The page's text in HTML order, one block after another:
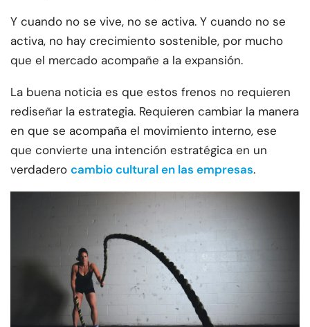
Y cuando no se vive, no se activa. Y cuando no se
activa, no hay crecimiento sostenible, por mucho
que el mercado acompañe a la expansión.
La buena noticia es que estos frenos no requieren
rediseñar la estrategia. Requieren cambiar la manera
en que se acompaña el movimiento interno, ese
que convierte una intención estratégica en un
verdadero cambio cultural en las empresas.